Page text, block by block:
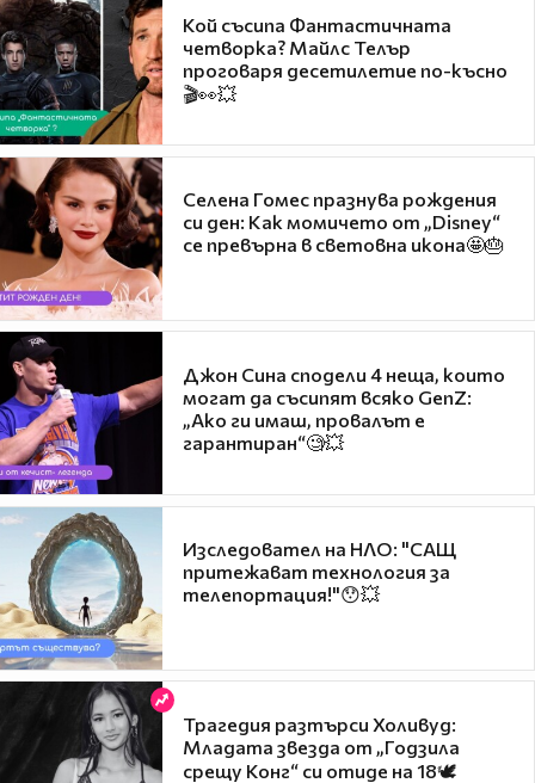
Кой съсипа Фантастичната
четворка? Майлс Телър
проговаря десетилетие по-късно
🎬👀💥
Селена Гомес празнува рождения
си ден: Как момичето от „Disney“
се превърна в световна икона🤩🎂
Джон Сина сподели 4 неща, които
могат да съсипят всяко GenZ:
„Ако ги имаш, провалът е
гарантиран“🧐💥
Изследовател на НЛО: "САЩ
притежават технология за
телепортация!"😯💥
Трагедия разтърси Холивуд:
Младата звезда от „Годзила
срещу Конг“ си отиде на 18🕊️